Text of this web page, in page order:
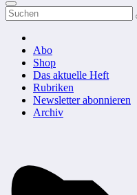
Abo
Shop
Das aktuelle Heft
Rubriken
Newsletter abonnieren
Archiv